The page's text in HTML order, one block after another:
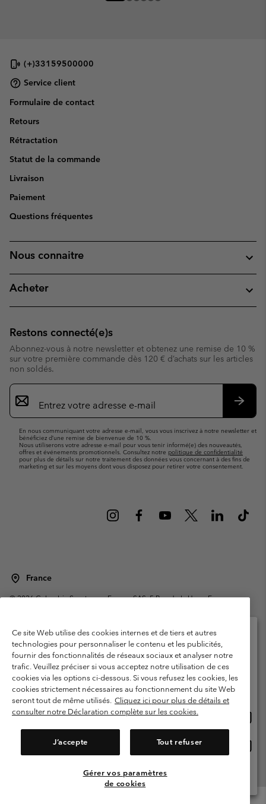
(+)33159500000
Service client
Formulaire de contact
Retours
Rétractation
Statut de la commande
Livraison
Paiement
Questions fréquentes
Nous connaitre
Acheter
Restons connecté(e)s
Abonnez-vous à notre newsletter et obtenez une remise de 10 %
sur votre première commande dès 120 € d’achats sur les articles
non soldés.
Inscription
par
e-
En nous communiquant votre adresse e-mail, vous vous inscrivez à notre newsletter et
bénéficiez d’une remise de bienvenue de 10 %.
Nous utiliserons votre adresse e-mail pour vous tenir informé(e) des nouveautés,
offres et événements promotionnels. Consultez notre politique de confidentialité
pour plus de détails sur notre traitement des données vous concernant à des fins de
marketing et sur les moyens dont vous disposez pour retirer votre consentement.
France
©2026Columbia Sportswear Europe SAS. 5 Rue de la Haye, Espace
Garanties Légales
Politique de confidentialité
Conditions d'utilisation - Membres
Conditions D'utilisation - Contenu généré par l'utilisateur
Impressum
Cookies
Public CBCR
Ce site Web utilise des cookies internes et de tiers et autres
technologies pour personnaliser le contenu et les publicités,
fournir des fonctionnalités de réseaux sociaux et analyser notre
trafic. Veuillez préciser si vous acceptez notre utilisation de ces
cookies via les options ci-dessous. Si vous refusez les cookies, les
cookies strictement nécessaires au fonctionnement du site Web
seront tout de même utilisés. Cliquez ici pour plus de détails et
consulter notre Déclaration complète sur les cookies.
J’accepte Tout refuser
Gérer vos paramètres
de cookies
Veuillez sélectionner votre pays d’expédition et
votre langue
Achats en ligne disponibles
United States
ligne
France
Voir Tous Les Pays